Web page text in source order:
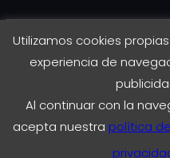
Copyright © 2023
Instagram
Twitter
Utilizamos cookies
experiencia de
Al continuar con la
acepta nuestra política